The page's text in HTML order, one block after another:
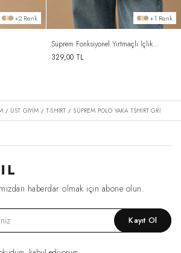
+2 Renk +1 Renk
Süprem Fonksiyonel Yırtmaçlı İçlik
Etek Ekru
329,00TL
/ ÜST GİYİM / T-SHIRT / SÜPREM POLO YAKA TSHIRT GRI
haberdar olmak için abone olun.
Kayıt Ol